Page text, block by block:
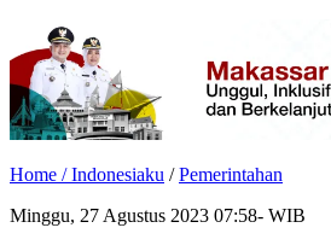
Home /Indonesiaku /Pemerintahan
Minggu, 27 Agustus 2023 07:58- WIB